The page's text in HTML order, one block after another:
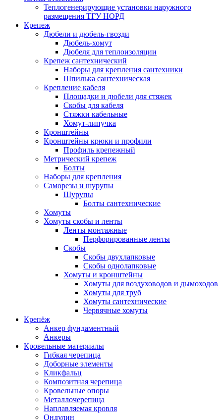
Теплогенерирующие установки наружного
размещения ТГУ НОРД
Крепеж
Дюбели и дюбель-гвозди
Дюбель-хомут
Дюбеля для теплоизоляции
Крепеж сантехнический
Наборы для крепления сантехники
Шпилька сантехническая
Крепление кабеля
Площадки и дюбели для стяжек
Скобы для кабеля
Стяжки кабельные
Хомут-липучка
Кронштейны
Кронштейны крюки и профили
Профиль крепежный
Метрический крепеж
Болты
Наборы для крепления
Саморезы и шурупы
Шурупы
Болты сантехнические
Хомуты
Хомуты скобы и ленты
Ленты монтажные
Перфорированные ленты
Скобы
Скобы двухлапковые
Скобы однолапковые
Хомуты и кронштейны
Хомуты для воздуховодов и дымоходов
Хомуты для труб
Хомуты сантехнические
Червячные хомуты
Крепёж
Анкер фундаментный
Анкеры
Кровельные материалы
Гибкая черепица
Доборные элементы
Кликфальц
Композитная черепица
Кровельные опоры
Металлочерепица
Наплавляемая кровля
Ондулин